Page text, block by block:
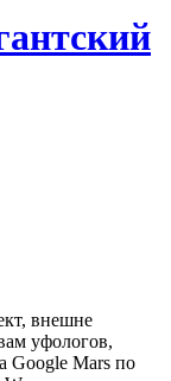
внешне
уфологов,
Google Mars по